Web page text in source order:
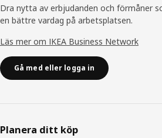
Dra nytta av erbjudanden och förmåner
en bättre vardag på arbetsplatsen.
Läs mer om IKEA Business Network
Gå med eller logga in
Planera ditt köp